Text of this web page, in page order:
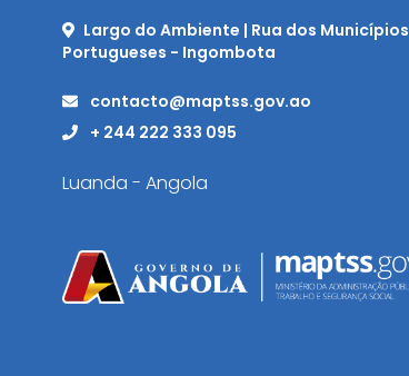
Largo do Ambiente | Rua dos Municípios
Portugueses - Ingombota
contacto@maptss.gov.ao
+ 244 222 333 095
Luanda - Angola